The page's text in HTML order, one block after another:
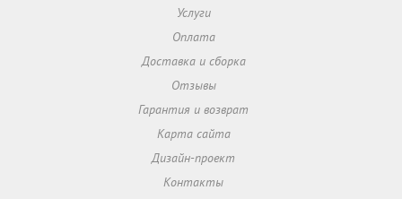
Услуги
Оплата
Доставка и сборка
Отзывы
Гарантия и возврат
Карта сайта
Дизайн-проект
Контакты